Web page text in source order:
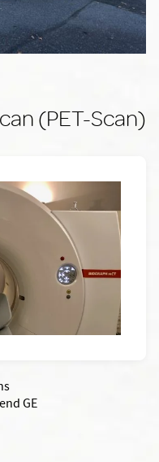
(PET-Scan)
GE